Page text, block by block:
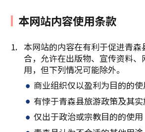
本网站内容使用条款
本网站的内容在有利于促进青森
合，允许在出版物、宣传资料、
用，但下列情况可能除外。
商业组织仅以盈利为目的的使
有悖于青森县旅游政策及其
仅出于政治或宗教目的的使用
复制链接